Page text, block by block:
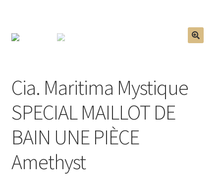
Cia. Maritima Mystique
SPECIAL MAILLOT DE
BAIN UNE PIÈCE
Amethyst